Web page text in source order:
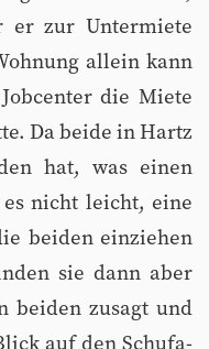
er zur Untermiete
allein kann
die Miete
Da beide in Hartz
hat, was einen
nicht leicht, eine
beiden einziehen
sie dann aber
beiden zusagt und